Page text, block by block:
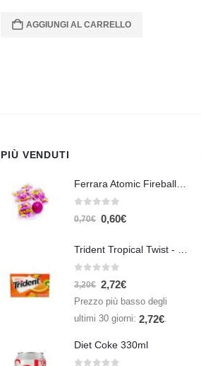
AGGIUNGI AL CARRELLO
PIÙ VENDUTI
Ferrara Atomic Fireballs Cinnamon 1 Piece - 5 gr
0,70€ 0,60€
Trident Tropical Twist - 26,6 gr
3,20€ 2,72€
Prezzo più basso degli
ultimi 30 giorni: 2,72€
Diet Coke 330ml